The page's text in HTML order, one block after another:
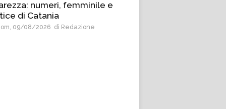
numeri, femminile e
di Catania
09/08/2026 di Redazione